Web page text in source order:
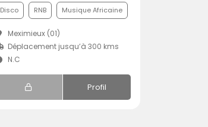
Disco RNB Musique Africaine
Meximieux (01)
Déplacement jusqu’à 300 kms
N.C
Profil